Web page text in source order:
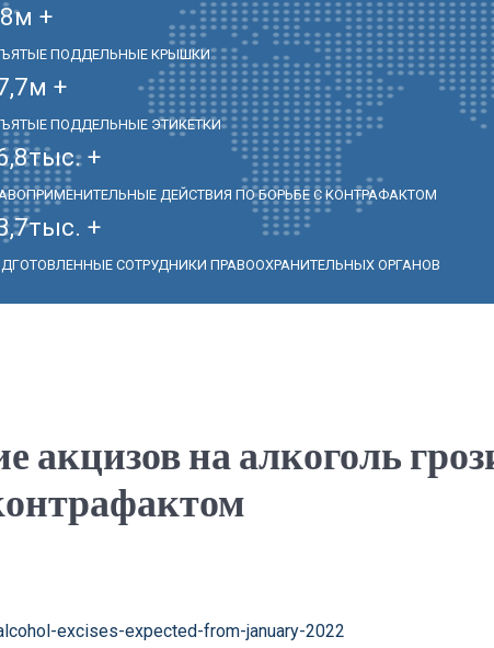
м +
ПОДДЕЛЬНЫЕ КРЫШКИ
м +
ПОДДЕЛЬНЫЕ ЭТИКЕТКИ
тыс. +
ДЕЙСТВИЯ ПО БОРЬБЕ С КОНТРАФАКТОМ
тыс. +
СОТРУДНИКИ ПРАВООХРАНИТЕЛЬНЫХ ОРГАНОВ
на алкоголь
excises-expected-from-january-2022